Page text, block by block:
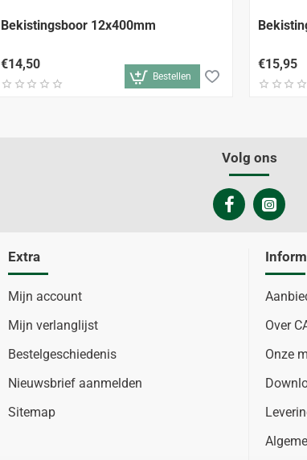
Bekistingsboor 12x400mm
€14,50
Bestellen
€15,95
Volg ons
Extra
Mijn account
Mijn verlanglijst
Bestelgeschiedenis
Nieuwsbrief aanmelden
Sitemap
Over
Onze